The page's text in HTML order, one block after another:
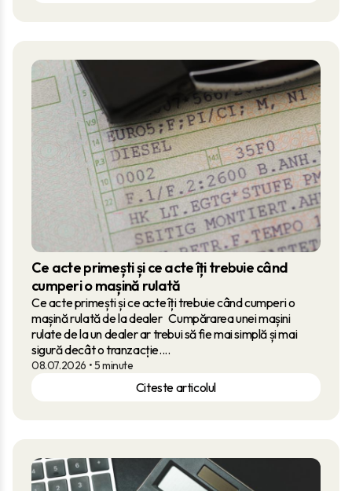
Ce acte primești și ce acte îți trebuie când
cumperi o mașină rulată
Ce acte primești și ce acte îți trebuie când cumperi o
mașină rulată de la dealer Cumpărarea unei mașini
rulate de la un dealer ar trebui să fie mai simplă și mai
sigură decât o tranzacție....
08.07.2026 • 5 minute
Citeste articolul